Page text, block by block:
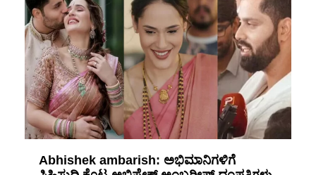
Abhishek ambarish: ಅಭಿಮಾನಿಗಳಿಗೆ